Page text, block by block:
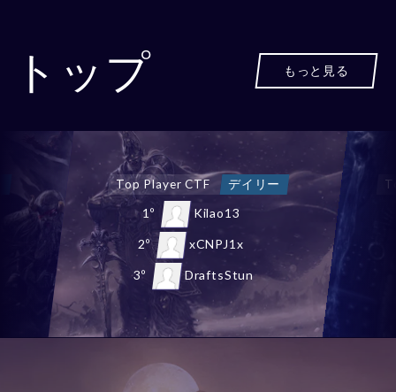
トップ もっと見る
Top Chaos Castle デイリー
1º NewStars
2º PPhoenix
3º ChaosSply